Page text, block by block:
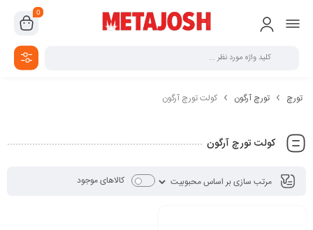
0
تورچ تورچ آرگون کولت تورچ آرگون
کولت تورچ آرگون
کالاهای موجود